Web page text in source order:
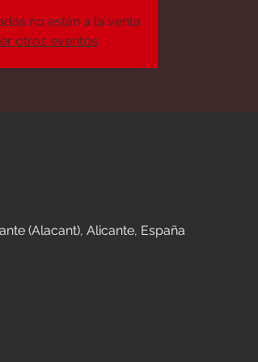
no están a la venta
otros eventos
(Alacant), Alicante, España